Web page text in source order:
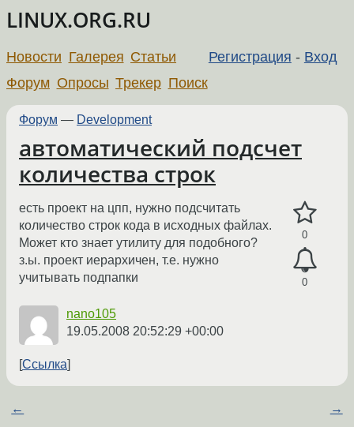
LINUX.ORG.RU
Регистрация - Вход
Новости Галерея Статьи
Форум Опросы Трекер Поиск
Форум — Development
автоматический подсчет
количества строк
0
0
есть проект на цпп, нужно подсчитать
количество строк кода в исходных файлах.
Может кто знает утилиту для подобного?
з.ы. проект иерархичен, т.е. нужно
учитывать подпапки
nano105
19.05.2008 20:52:29 +00:00
Ссылка
← →